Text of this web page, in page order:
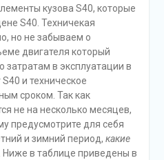
кузова S40, которые
S40. Техничекая
но не забываем о
двигателя который
затратам в эксплуатации в
и техническое
сроком. Так как
не на несколько месяцев,
предусмотрите для себя
и зимний период, какие
Ниже в таблице приведены в